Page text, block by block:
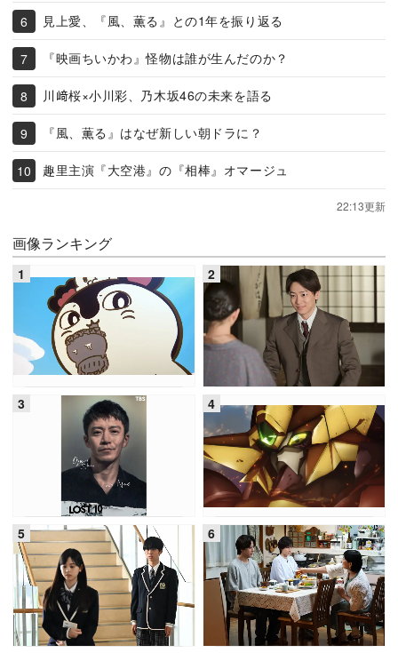
見上愛、『風、薫る』との1年を振り返る
『映画ちいかわ』怪物は誰が生んだのか？
川﨑桜×小川彩、乃木坂46の未来を語る
『風、薫る』はなぜ新しい朝ドラに？
趣里主演『大空港』の『相棒』オマージュ
22:13更新
画像ランキング